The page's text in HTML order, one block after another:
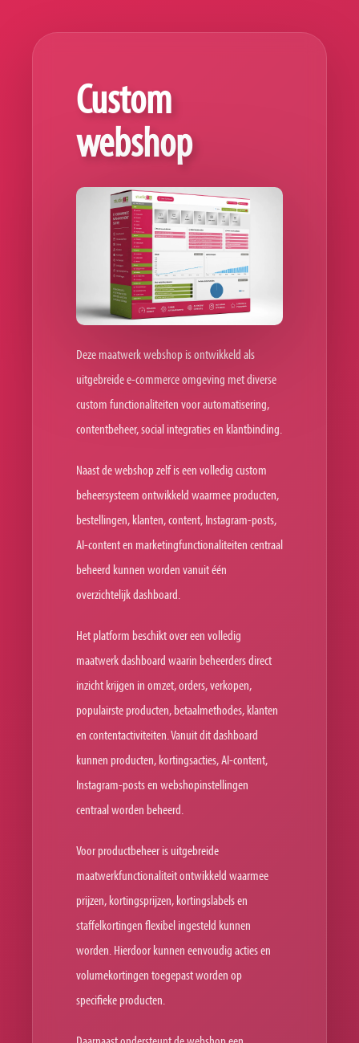
Custom
webshop
Deze maatwerk webshop is ontwikkeld als
uitgebreide e-commerce omgeving met diverse
custom functionaliteiten voor automatisering,
contentbeheer, social integraties en klantbinding.
Naast de webshop zelf is een volledig custom
beheersysteem ontwikkeld waarmee producten,
bestellingen, klanten, content, Instagram-posts,
AI-content en marketingfunctionaliteiten centraal
beheerd kunnen worden vanuit één
overzichtelijk dashboard.
Het platform beschikt over een volledig
maatwerk dashboard waarin beheerders direct
inzicht krijgen in omzet, orders, verkopen,
populairste producten, betaalmethodes, klanten
en contentactiviteiten. Vanuit dit dashboard
kunnen producten, kortingsacties, AI-content,
Instagram-posts en webshopinstellingen
centraal worden beheerd.
Voor productbeheer is uitgebreide
maatwerkfunctionaliteit ontwikkeld waarmee
prijzen, kortingsprijzen, kortingslabels en
staffelkortingen flexibel ingesteld kunnen
worden. Hierdoor kunnen eenvoudig acties en
volumekortingen toegepast worden op
specifieke producten.